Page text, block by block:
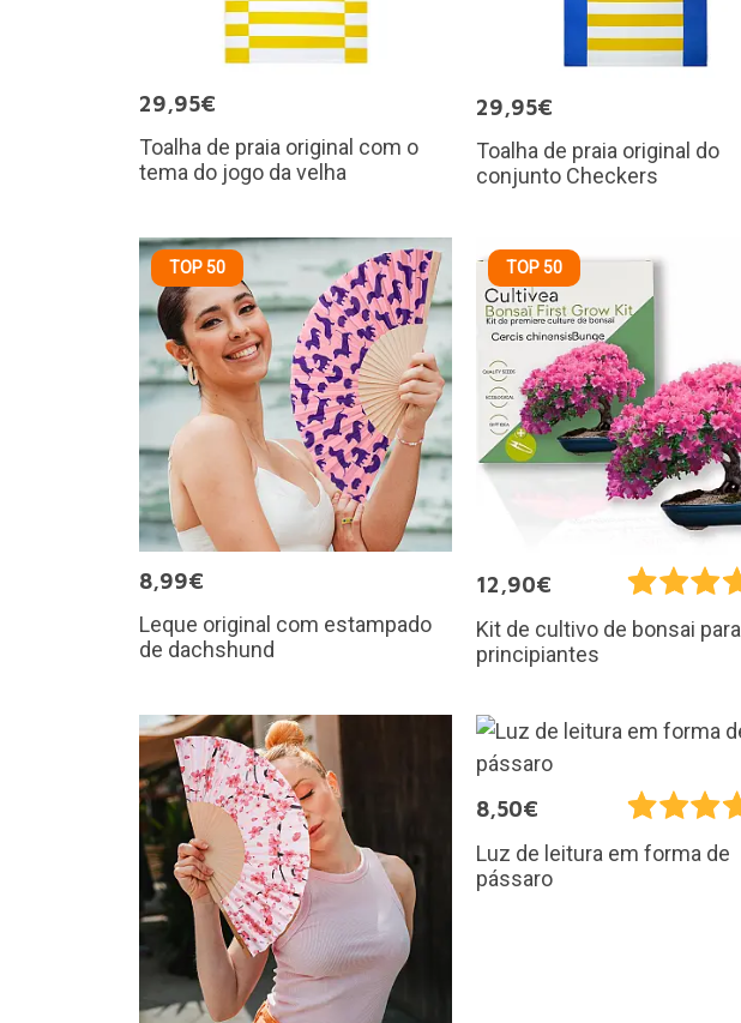
29,95€
Toalha de praia original com o
tema do jogo da velha
29,95€
Toalha de praia original do
conjunto Checkers
TOP 50
8,99€
Leque original com estampado
de dachshund
TOP 50
12,90€
Kit de cultivo de bonsai para
principiantes
8,50€
Luz de leitura em forma de
pássaro